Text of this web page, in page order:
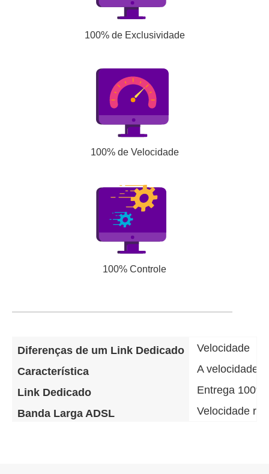
100% de Exclusividade
100% de Velocidade
100% Controle
Diferenças de um Link Dedicado
Característica
Link Dedicado
Banda Larga ADSL
Velocidade
A velocidade
Entrega
Velocidade